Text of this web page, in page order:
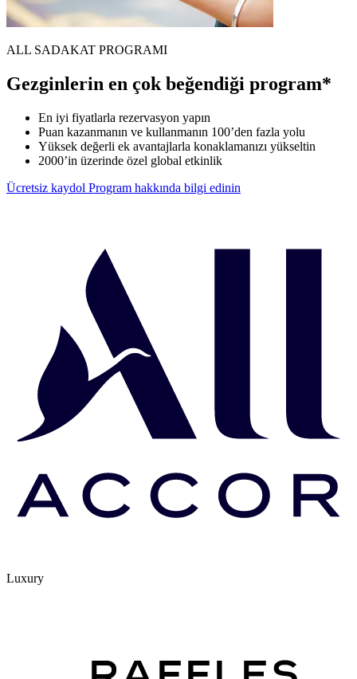
ALL SADAKAT PROGRAMI
Gezginlerin en çok beğendiği program*
En iyi fiyatlarla rezervasyon yapın
Puan kazanmanın ve kullanmanın 100’den fazla yolu
Yüksek değerli ek avantajlarla konaklamanızı yükseltin
2000’in üzerinde özel global etkinlik
Ücretsiz kaydol Program hakkında bilgi edinin
Luxury